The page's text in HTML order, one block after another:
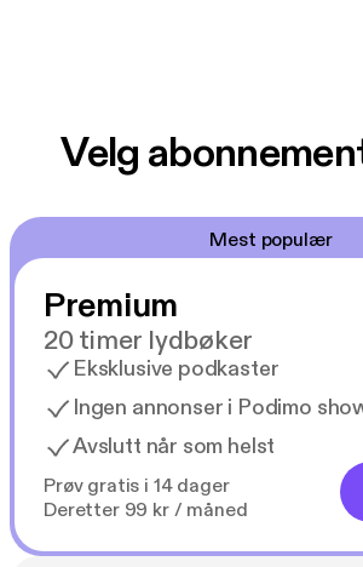
Velg
Mest populær
Premium
20 timer lydbøker
Eksklusive podkaster
Ingen annonser i Podimo
Avslutt når som helst
Prøv gratis i 14 dager
Deretter 99 kr / måned